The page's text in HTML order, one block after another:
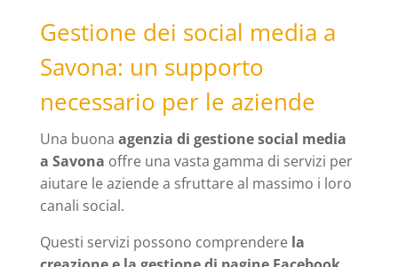
Gestione dei social media a
Savona: un supporto
necessario per le aziende
Una buona agenzia di gestione social media
a Savona offre una vasta gamma di servizi per
aiutare le aziende a sfruttare al massimo i loro
canali social.
Questi servizi possono comprendere la